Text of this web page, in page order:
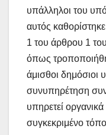
υπάλληλοι του
αυτός
1 του άρθρου 1
όπως
άμισθοι δημόσιοι
συνυπηρέτηση
υπηρετεί
συγκεκριμένο